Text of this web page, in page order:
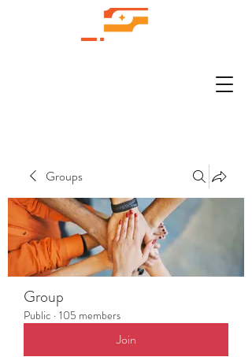
Groups
Group
Public · 105 members
Join